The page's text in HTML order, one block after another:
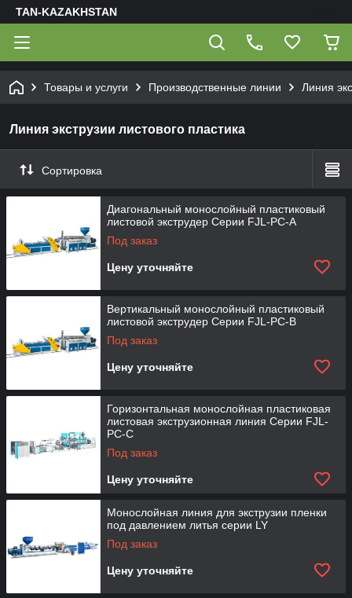
TAN-KAZAKHSTAN
Товары и услуги Производственные линии Линия
Линия экструзии листового пластика
Сортировка
Диагональный монослойный пластиковый
листовой экструдер Серии FJL-PC-A
Под заказ
Цену уточняйте
Вертикальный монослойный пластиковый
листовой экструдер Серии FJL-PC-B
Под заказ
Цену уточняйте
Горизонтальная монослойная пластиковая
листовая экструзионная линия Серии FJL-
PC-C
Под заказ
Цену уточняйте
Монослойная линия для экструзии пленки
под давлением литья серии LY
Под заказ
Цену уточняйте